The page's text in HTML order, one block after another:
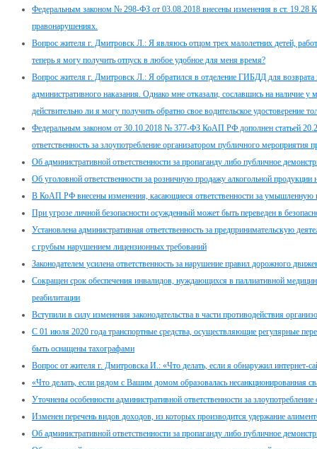
Федеральным законом № 298-ФЗ от 03.08.2018 внесены изменения в ст. 19.28
правонарушениях.
Вопрос жителя г. Дмитровск Л.: Я являюсь отцом трех малолетних детей,
теперь я могу получить отпуск в любое удобное для меня время?
Вопрос жителя г. Дмитровск Л.: Я обратился в отделение ГИБДД для возврата
административного наказания. Однако мне отказали, сославшись на наличие
действительно ли я могу получить обратно свое водительское удостоверение
Федеральным законом от 30.10.2018 № 377-ФЗ КоАП РФ дополнен статьей
ответственность за злоупотребление организатором публичного мероприятия
Об административной ответственности за пропаганду либо публичное
Об уголовной ответственности за розничную продажу алкогольной продукции
В КоАП РФ внесены изменения, касающиеся ответственности за умышленную
При угрозе личной безопасности осужденный может быть переведен в
Установлена административная ответственность за предпринимательскую
с грубым нарушением лицензионных требований
Законодателем усилена ответственность за нарушение правил дорожного
Сокращен срок обеспечения инвалидов, нуждающихся в паллиативной
реабилитации
Вступили в силу изменения законодательства в части противодействия
С 01 июля 2020 года транспортные средства, осуществляющие регулярные
быть оснащены тахографами
Вопрос от жителя г. Дмитровска И.: «Что делать, если я обнаружил интернет-
«Что делать, если рядом с Вашим домом образовалась несанкционированная
Уточнены особенности административной ответственности за
Изменен перечень видов доходов, из которых производится удержание
Об административной ответственности за пропаганду либо публичное